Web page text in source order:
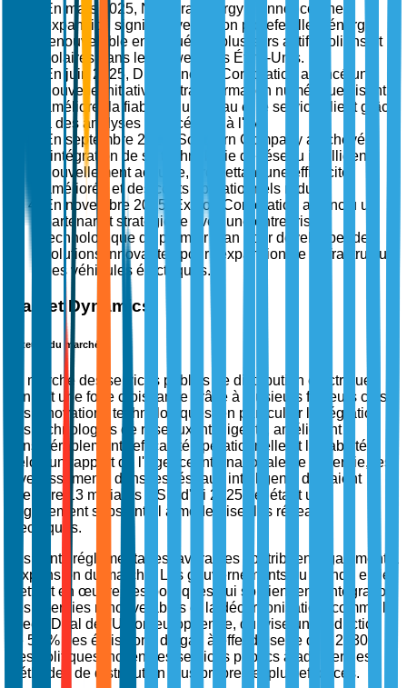
En mars 2025, NextEra Energy a annoncé une
expansion significative de son portefeuille d'énergie
renouvelable en acquérant plusieurs actifs éoliens et
solaires dans le Midwest des États-Unis.
En juin 2025, Duke Energy Corporation a lancé une
nouvelle initiative de transformation numérique visant à
améliorer la fiabilité du réseau et le service client grâce
à des analyses avancées et à l'IA.
En septembre 2025, Southern Company a achevé
l'intégration de sa technologie de réseau intelligent
nouvellement acquise, promettant une efficacité
améliorée et des coûts opérationnels réduits.
En novembre 2025, Exelon Corporation a conclu un
partenariat stratégique avec une entreprise
technologique de premier plan pour développer des
solutions innovantes pour l'expansion de l'infrastructure
des véhicules électriques.
Market Dynamics
Moteurs du marché
Le marché des services publics de distribution électrique
connaît une forte croissance grâce à plusieurs facteurs clés.
Les innovations technologiques, en particulier l'intégration
des technologies de réseaux intelligents, améliorent
considérablement l'efficacité opérationnelle et la fiabilité.
Selon un rapport de l'Agence internationale de l'énergie, les
investissements dans les réseaux intelligents devraient
atteindre 13 milliards USD d'ici 2025, reflétant un
engagement substantiel à moderniser les réseaux
électriques.
Les vents réglementaires favorables contribuent également à
l'expansion du marché. Les gouvernements du monde entier
mettent en œuvre des politiques qui soutiennent l'intégration
des énergies renouvelables et la décarbonisation, comme le
Green Deal de l'Union européenne, qui vise une réduction
de 55 % des émissions de gaz à effet de serre d'ici 2030.
Ces politiques incitent les services publics à adopter des
méthodes de distribution plus propres et plus efficaces.